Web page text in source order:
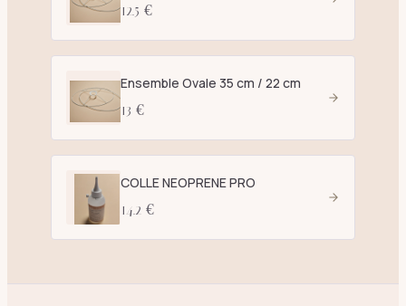
12.5 €
Ensemble Ovale 35 cm / 22 cm
13 €
COLLE NEOPRENE PRO
14.2 €